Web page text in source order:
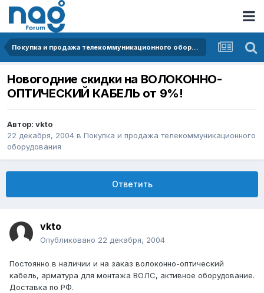
Покупка и продажа телекоммуникационного оборудования
Новогодние скидки на ВОЛОКОННО-
ОПТИЧЕСКИЙ КАБЕЛЬ от 9%!
Автор: vkto
22 декабря, 2004 в Покупка и продажа телекоммуникационного
оборудования
Ответить
vkto
Опубликовано 22 декабря, 2004
Постоянно в наличии и на заказ волоконно-оптический
кабель, арматура для монтажа ВОЛС, активное оборудование.
Доставка по РФ.